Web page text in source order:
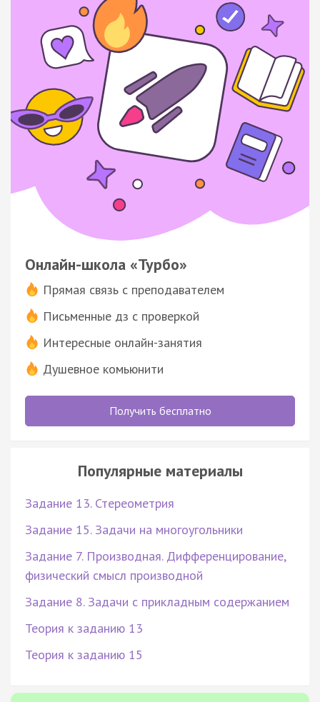
Онлайн-школа «Турбо»
Прямая связь с преподавателем
Письменные дз с проверкой
Интересные онлайн-занятия
Душевное комьюнити
Получить бесплатно
Популярные материалы
Задание 13. Стереометрия
Задание 15. Задачи на многоугольники
Задание 7. Производная. Дифференцирование,
физический смысл производной
Задание 8. Задачи с прикладным содержанием
Теория к заданию 13
Теория к заданию 15